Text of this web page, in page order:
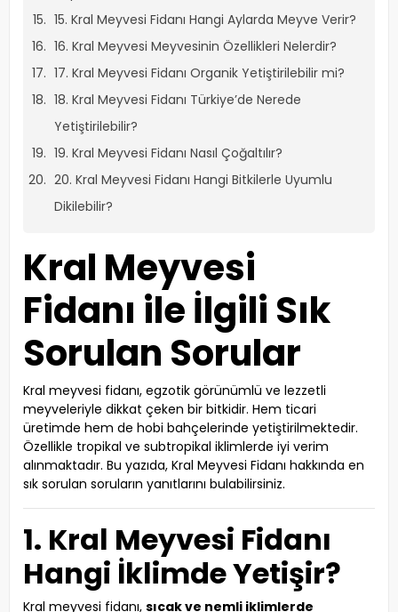
15. Kral Meyvesi Fidanı Hangi Aylarda Meyve Verir?
16. Kral Meyvesi Meyvesinin Özellikleri Nelerdir?
17. Kral Meyvesi Fidanı Organik Yetiştirilebilir mi?
18. Kral Meyvesi Fidanı Türkiye’de Nerede
Yetiştirilebilir?
19. Kral Meyvesi Fidanı Nasıl Çoğaltılır?
20. Kral Meyvesi Fidanı Hangi Bitkilerle Uyumlu
Dikilebilir?
Kral Meyvesi
Fidanı ile İlgili Sık
Sorulan Sorular
Kral meyvesi fidanı, egzotik görünümlü ve lezzetli
meyveleriyle dikkat çeken bir bitkidir. Hem ticari
üretimde hem de hobi bahçelerinde yetiştirilmektedir.
Özellikle tropikal ve subtropikal iklimlerde iyi verim
alınmaktadır. Bu yazıda, Kral Meyvesi Fidanı hakkında en
sık sorulan soruların yanıtlarını bulabilirsiniz.
1. Kral Meyvesi Fidanı
Hangi İklimde Yetişir?
Kral meyvesi fidanı, sıcak ve nemli iklimlerde